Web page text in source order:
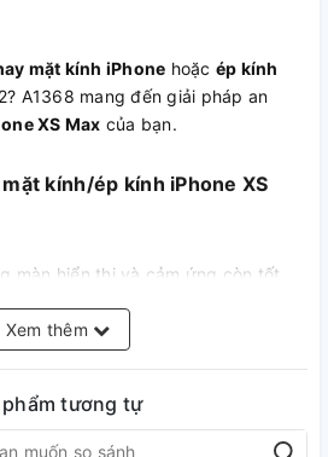
mặt kính iPhone hoặc ép kính
A1368 mang đến giải pháp an
XS Max của bạn.
kính/ép kính iPhone XS
màn hiển thị và cảm ứng còn tốt.
phí so với thay nguyên màn hình.
Xem thêm
tương tự